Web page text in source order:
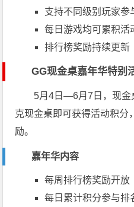
支持不同级别玩家参
每日游戏均可累积活
排行榜奖励持续更新
GG现金桌嘉年华特别
5月4日—6月7日，现金
克现金桌即可获得活动积分
励。
嘉年华内容
每周排行榜奖励开放
每日累计积分参与排